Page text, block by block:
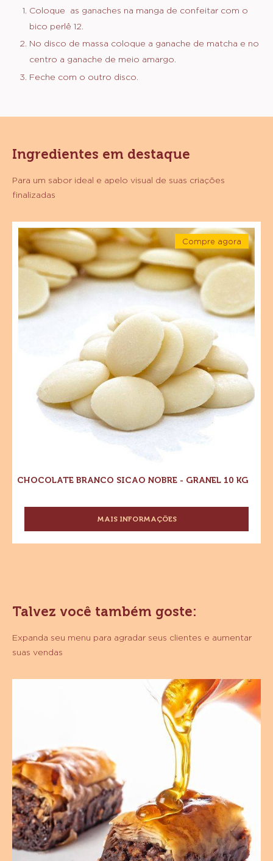
Coloque as ganaches na manga de confeitar com o
bico perlê 12.
No disco de massa coloque a ganache de matcha e no
centro a ganache de meio amargo.
Feche com o outro disco.
Ingredientes em destaque
Para um sabor ideal e apelo visual de suas criações
finalizadas
Compre agora
-
Chocolate
Branco
Sicao
Granel
10
kg
CHOCOLATE BRANCO SICAO NOBRE - GRANEL 10 KG
MAIS INFORMAÇÕES
-
BRANCO
KG
Chocolate
Branco
Sicao
Nobre
Granel
10
Talvez você também goste:
Expanda seu menu para agradar seus clientes e aumentar
suas vendas